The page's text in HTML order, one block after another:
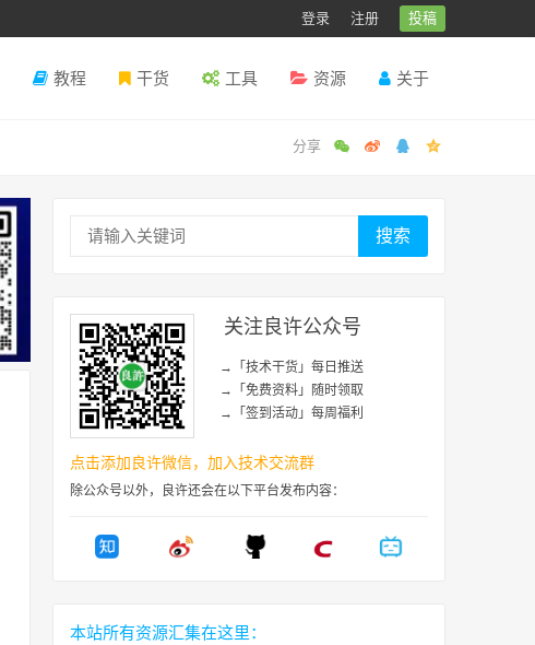
登录 注册 投稿
教程 干货 工具 资源 关于
搜索
关注良许公众号
→「技术干货」每日推送
→「免费资料」随时领取
→「签到活动」每周福利
点击添加良许微信，加入技术交流群
除公众号以外，良许还会在以下平台发布内容：
本站所有资源汇集在这里：